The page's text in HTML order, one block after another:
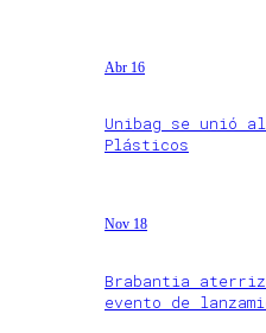
Abr 16
Unibag se unió
Plásticos
Nov 18
Brabantia
evento de